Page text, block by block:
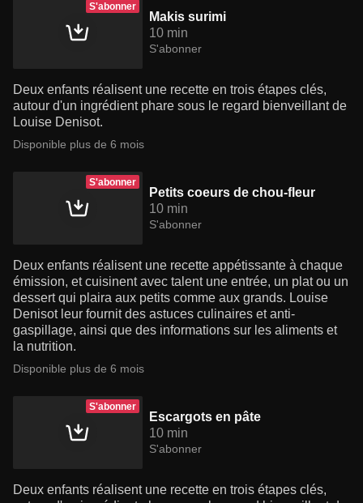
S'abonner
Makis surimi
10 min
S'abonner
Deux enfants réalisent une recette en trois étapes clés,
autour d'un ingrédient phare sous le regard bienveillant de
Louise Denisot.
Disponible plus de 6 mois
S'abonner
Petits coeurs de chou-fleur
10 min
S'abonner
Deux enfants réalisent une recette appétissante à chaque
émission, et cuisinent avec talent une entrée, un plat ou un
dessert qui plaira aux petits comme aux grands. Louise
Denisot leur fournit des astuces culinaires et anti-
gaspillage, ainsi que des informations sur les aliments et
la nutrition.
Disponible plus de 6 mois
S'abonner
Escargots en pâte
10 min
S'abonner
Deux enfants réalisent une recette en trois étapes clés,